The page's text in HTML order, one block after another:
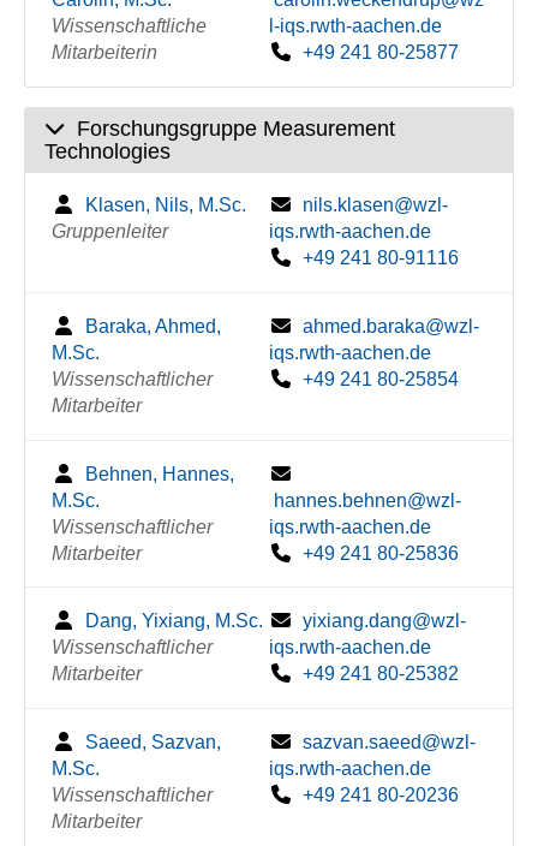
Wissenschaftliche
Mitarbeiterin
l-iqs.rwth-aachen.de
+49 241 80-25877
Forschungsgruppe Measurement
Technologies
Klasen, Nils, M.Sc.
Gruppenleiter
nils.klasen@wzl-
iqs.rwth-aachen.de
+49 241 80-91116
Baraka, Ahmed,
M.Sc.
Wissenschaftlicher
Mitarbeiter
ahmed.baraka@wzl-
iqs.rwth-aachen.de
+49 241 80-25854
Behnen, Hannes,
M.Sc.
Wissenschaftlicher
Mitarbeiter
hannes.behnen@wzl-
iqs.rwth-aachen.de
+49 241 80-25836
Dang, Yixiang, M.Sc.
Wissenschaftlicher
Mitarbeiter
yixiang.dang@wzl-
iqs.rwth-aachen.de
+49 241 80-25382
Saeed, Sazvan,
M.Sc.
Wissenschaftlicher
Mitarbeiter
sazvan.saeed@wzl-
iqs.rwth-aachen.de
+49 241 80-20236